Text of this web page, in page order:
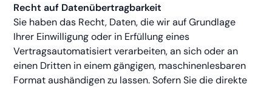
Recht auf Datenübertragbarkeit
Sie haben das Recht, Daten, die wir auf Grundlage
Ihrer Einwilligung oder in Erfüllung eines
Vertragsautomatisiert verarbeiten, an sich oder an
einen Dritten in einem gängigen, maschinenlesbaren
Format aushändigen zu lassen. Sofern Sie die direkte